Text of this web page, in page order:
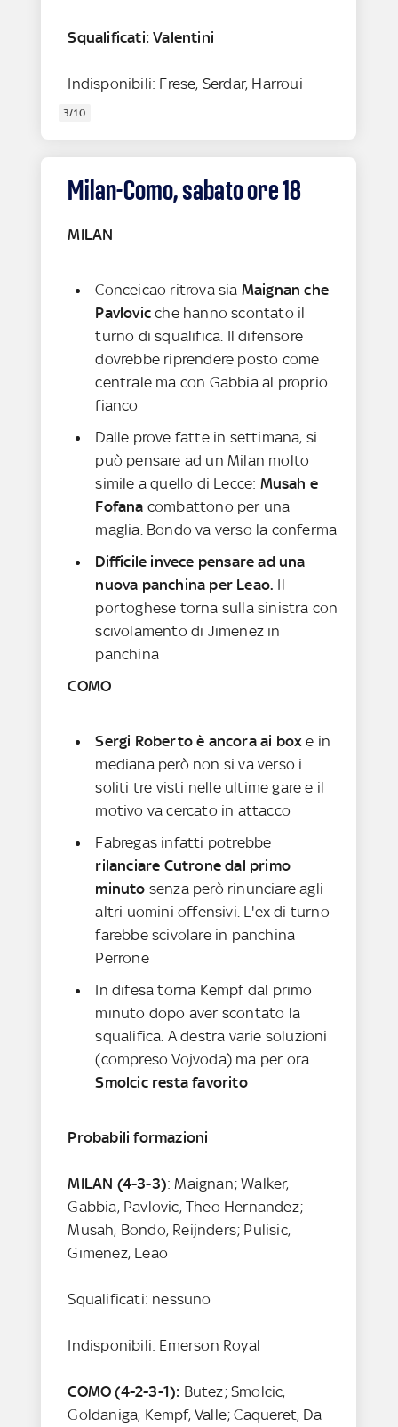
Squalificati: Valentini
Indisponibili: Frese, Serdar, Harroui
3/10
Milan-Como, sabato ore 18
MILAN
Conceicao ritrova sia Maignan che
Pavlovic che hanno scontato il
turno di squalifica. Il difensore
dovrebbe riprendere posto come
centrale ma con Gabbia al proprio
fianco
Dalle prove fatte in settimana, si
può pensare ad un Milan molto
simile a quello di Lecce: Musah e
Fofana combattono per una
maglia. Bondo va verso la conferma
Difficile invece pensare ad una
nuova panchina per Leao. Il
portoghese torna sulla sinistra con
scivolamento di Jimenez in
panchina
COMO
Sergi Roberto è ancora ai box e in
mediana però non si va verso i
soliti tre visti nelle ultime gare e il
motivo va cercato in attacco
Fabregas infatti potrebbe
rilanciare Cutrone dal primo
minuto senza però rinunciare agli
altri uomini offensivi. L'ex di turno
farebbe scivolare in panchina
Perrone
In difesa torna Kempf dal primo
minuto dopo aver scontato la
squalifica. A destra varie soluzioni
(compreso Vojvoda) ma per ora
Smolcic resta favorito
Probabili formazioni
MILAN (4-3-3): Maignan; Walker,
Gabbia, Pavlovic, Theo Hernandez;
Musah, Bondo, Reijnders; Pulisic,
Gimenez, Leao
Squalificati: nessuno
Indisponibili: Emerson Royal
COMO (4-2-3-1): Butez; Smolcic,
Goldaniga, Kempf, Valle; Caqueret, Da